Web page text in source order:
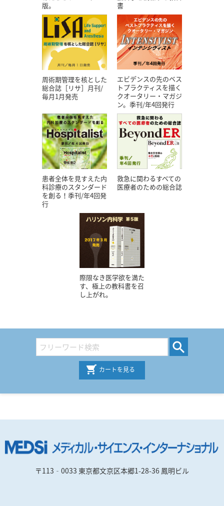
版。
書
周術期管理を核とした
総合誌［リサ］月刊/
毎月1月発売
エビデンスの先のベス
トプラクティスを描く
クオータリー・マガジ
ン。季刊/年4回発行
患者全体を見すえた内
科診療のスタンダード
を創る！季刊/年4回発
行
救急に関わるすべての
医療者のための総合誌
際限なき医学欲を満た
す、極上の教科書を召
し上がれ。
カートを見る
〒113‐0033 東京都文京区本郷1-28-36 鳳明ビル